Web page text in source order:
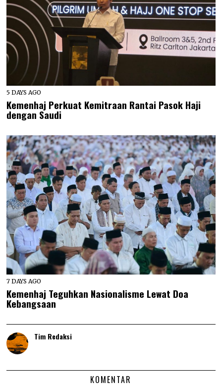
5 DAYS AGO
Kemenhaj Perkuat Kemitraan Rantai Pasok Haji
dengan Saudi
7 DAYS AGO
Kemenhaj Teguhkan Nasionalisme Lewat Doa
Kebangsaan
Tim Redaksi
KOMENTAR